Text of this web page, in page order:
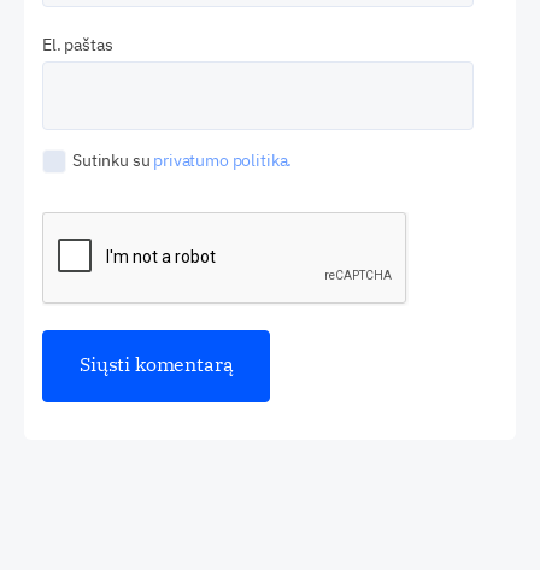
El. paštas
Sutinku su privatumo politika.